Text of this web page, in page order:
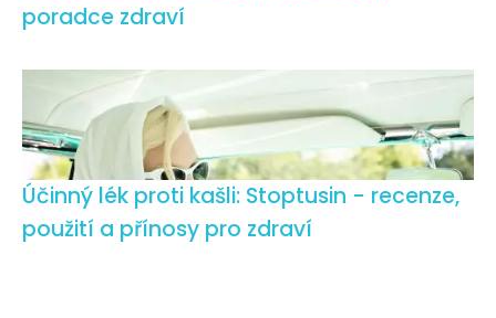
poradce zdraví
Účinný lék proti kašli: Stoptusin - recenze,
použití a přínosy pro zdraví